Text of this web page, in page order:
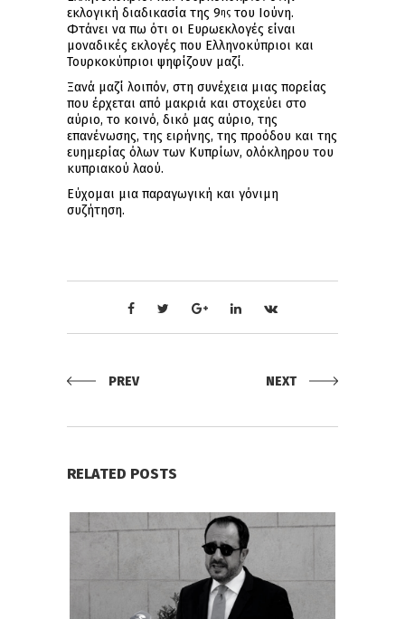
εκλογική διαδικασία της 9ης του Ιούνη.
Φτάνει να πω ότι οι Ευρωεκλογές είναι
μοναδικές εκλογές που Ελληνοκύπριοι και
Τουρκοκύπριοι ψηφίζουν μαζί.
Ξανά μαζί λοιπόν, στη συνέχεια μιας πορείας
που έρχεται από μακριά και στοχεύει στο
αύριο, το κοινό, δικό μας αύριο, της
επανένωσης, της ειρήνης, της προόδου και της
ευημερίας όλων των Κυπρίων, ολόκληρου του
κυπριακού λαού.
Εύχομαι μια παραγωγική και γόνιμη
συζήτηση.
PREV NEXT
RELATED POSTS